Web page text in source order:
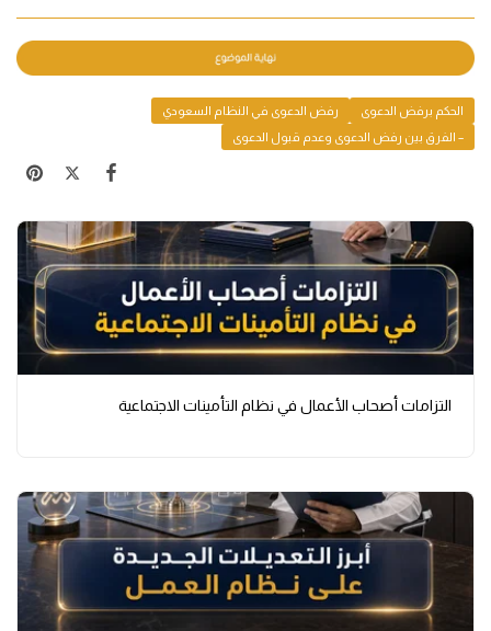
الحكم برفض الدعوى
رفض الدعوى في النظام السعودي
– الفرق بين رفض الدعوى وعدم قبول الدعوى
التزامات أصحاب الأعمال في نظام التأمينات الاجتماعية